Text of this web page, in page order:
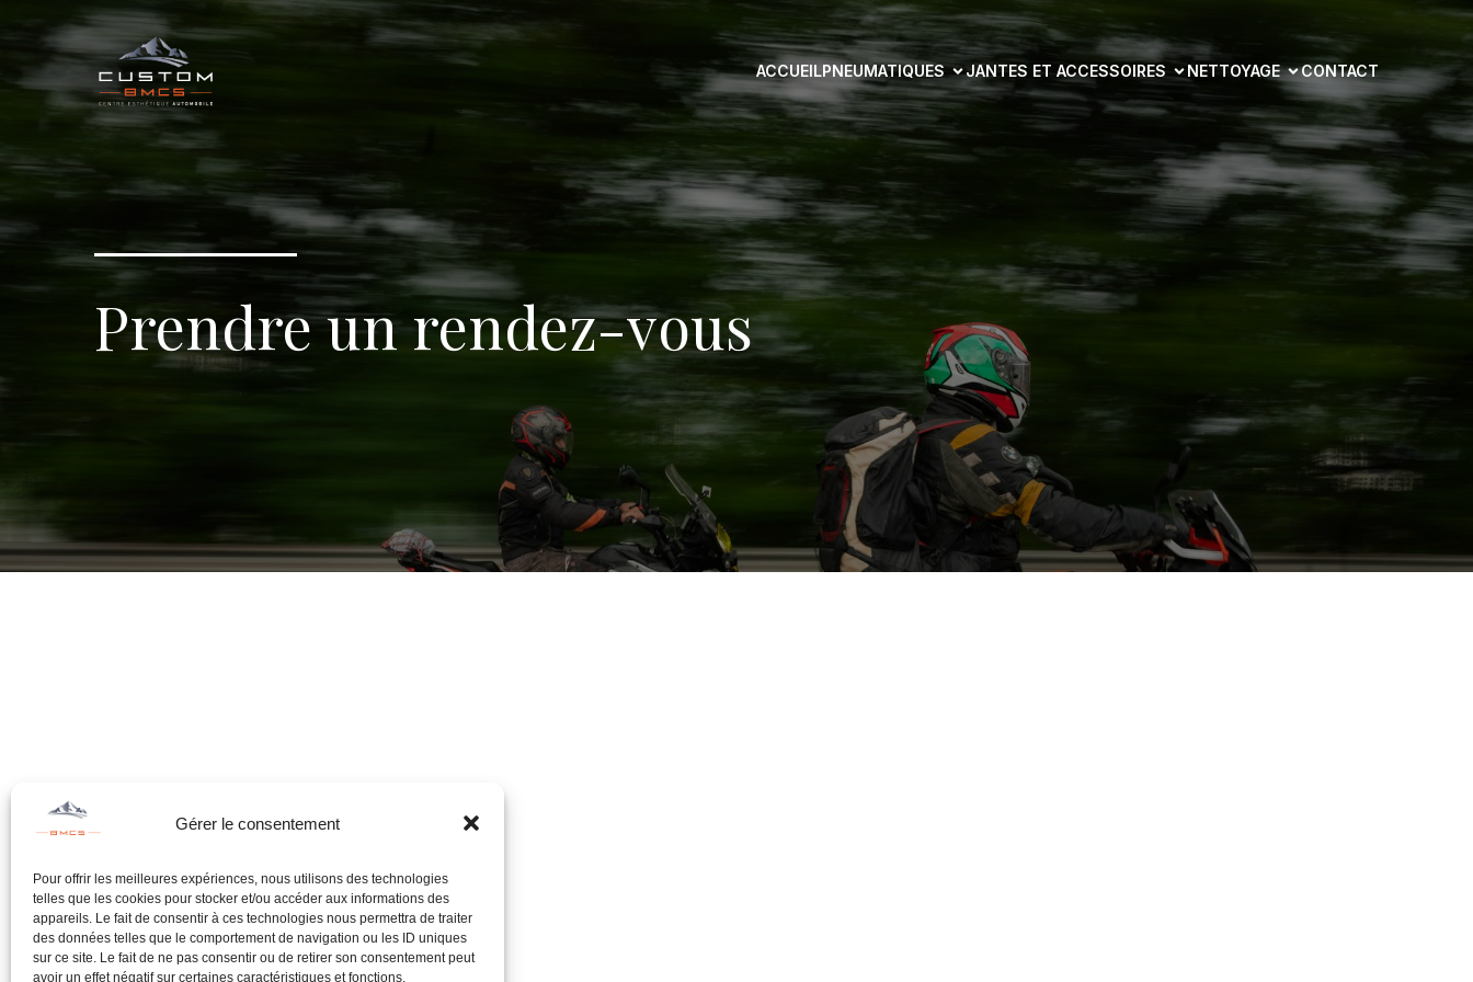
Gérer le consentement
Pour offrir les meilleures expériences, nous utilisons des technologies
telles que les cookies pour stocker et/ou accéder aux informations des
appareils. Le fait de consentir à ces technologies nous permettra de traiter
des données telles que le comportement de navigation ou les ID uniques
sur ce site. Le fait de ne pas consentir ou de retirer son consentement peut
avoir un effet négatif sur certaines caractéristiques et fonctions.
ACCUEILPNEUMATIQUES JANTES ET ACCESSOIRES NETTOYAGE CONTACT
Prendre un rendez-vous